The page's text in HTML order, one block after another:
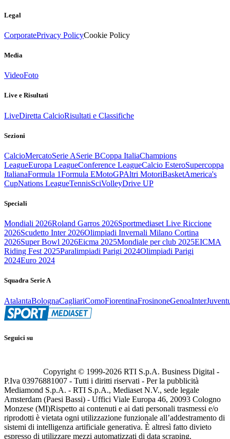
Legal
CorporatePrivacy PolicyCookie Policy
Media
VideoFoto
Live e Risultati
LiveDiretta CalcioRisultati e Classifiche
Sezioni
CalcioMercatoSerie ASerie BCoppa ItaliaChampions
LeagueEuropa LeagueConference LeagueCalcio EsteroSupercoppa
ItalianaFormula 1Formula EMotoGPAltri MotoriBasketAmerica's
CupNations LeagueTennisSciVolleyDrive UP
Speciali
Mondiali 2026Roland Garros 2026Sportmediaset Live Riccione
2026Scudetto Inter 2026Olimpiadi Invernali Milano Cortina
2026Super Bowl 2026Eicma 2025Mondiale per club 2025EICMA
Riding Fest 2025Paralimpiadi Parigi 2024Olimpiadi Parigi
2024Euro 2024
Squadra Serie A
AtalantaBolognaCagliariComoFiorentinaFrosinoneGenoaInter
Seguici su
Copyright © 1999-2026 RTI S.p.A. Business Digital -
P.Iva 03976881007 - Tutti i diritti riservati - Per la pubblicità
Mediamond S.p.A. - RTI S.p.A., Mediaset N.V., sede legale
Amsterdam (Paesi Bassi) - Uffici Viale Europa 46, 20093 Cologno
Monzese (MI)Rispetto ai contenuti e ai dati personali trasmessi e/o
riprodotti è vietata ogni utilizzazione funzionale all’addestramento di
sistemi di intelligenza artificiale generativa. È altresì fatto divieto
espresso di utilizzare mezzi automatizzati di data scraping.